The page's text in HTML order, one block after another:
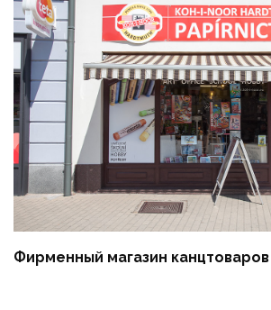
Фирменный магазин